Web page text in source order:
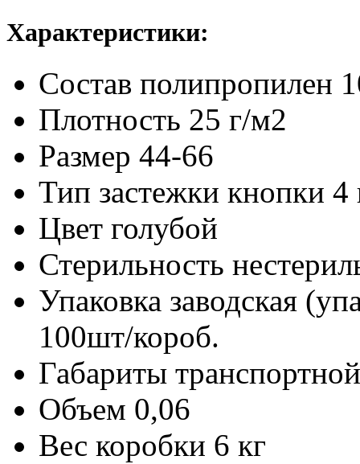
Характеристики:
Состав полипропилен
Плотность 25 г/м2
Размер 44-66
Тип застежки кнопки 4
Цвет голубой
Стерильность
Упаковка заводская
100шт/короб.
Габариты
Объем 0,06
Вес коробки 6 кг